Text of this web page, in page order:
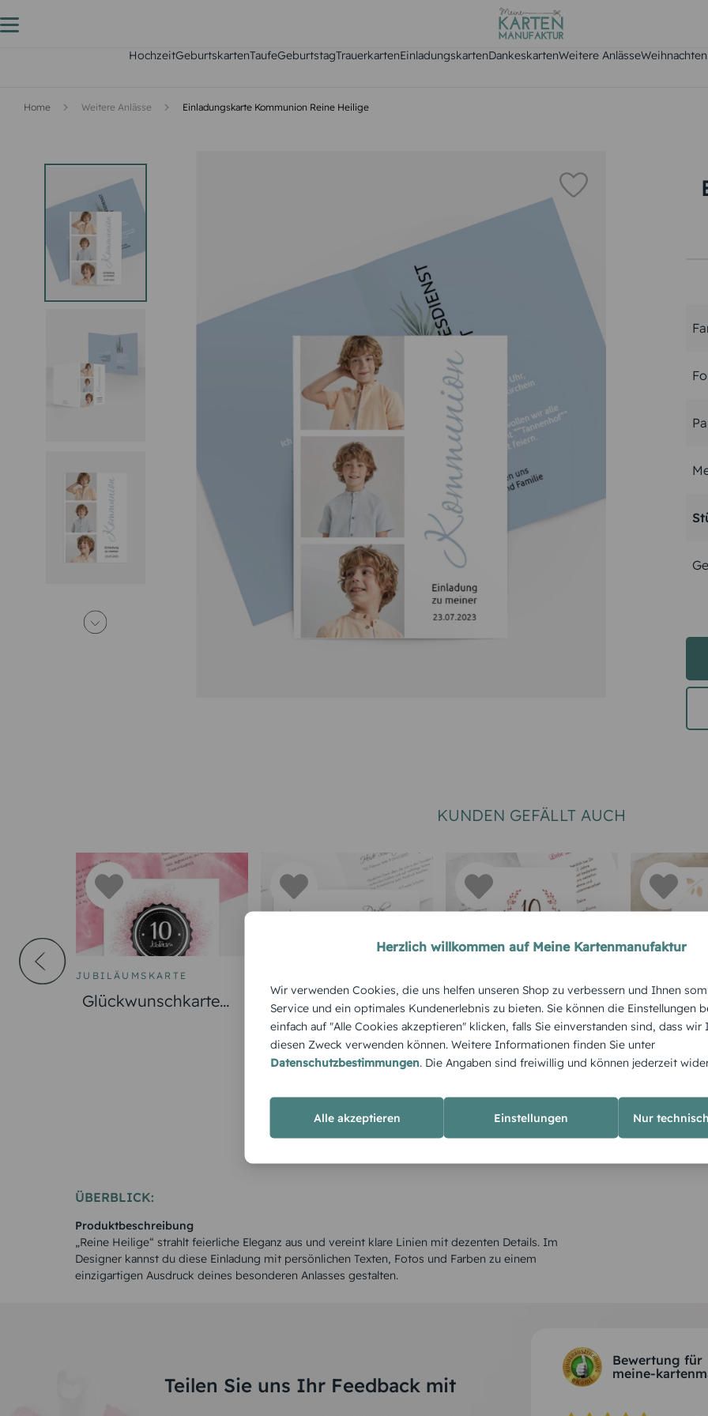
HochzeitGeburtskartenTaufeGeburtstagTrauerkartenEinladungskartenDankeskartenWeitere AnlässeWeihnachten
Home Weitere Anlässe Einladungskarte Kommunion Reine Heilige
KUNDEN GEFÄLLT AUCH
JUBILÄUMSKARTE
Glückwunschkarte
Trauerdanksagung
Licht & Leben
Pusteblume
Karte zum Jubiläum
Aquarell Kranz
Goldene
ÜBERBLICK:
Produktbeschreibung
„Reine Heilige“ strahlt feierliche Eleganz aus und vereint klare Linien mit dezenten Details. Im
Designer kannst du diese Einladung mit persönlichen Texten, Fotos und Farben zu einem
einzigartigen Ausdruck deines besonderen Anlasses gestalten.
Teilen Sie uns Ihr Feedback mit
Bewertung für
meine-
Herzlich willkommen auf Meine Kartenmanufaktur
Wir verwenden Cookies, die uns helfen unseren Shop zu verbessern und Ihnen
Service und ein optimales Kundenerlebnis zu bieten. Sie können die Einstellungen
einfach auf "Alle Cookies akzeptieren" klicken, falls Sie einverstanden sind, dass
diesen Zweck verwenden können. Weitere Informationen finden Sie unter
Datenschutzbestimmungen. Die Angaben sind freiwillig und können jederzeit
Alle akzeptieren Einstellungen Nur